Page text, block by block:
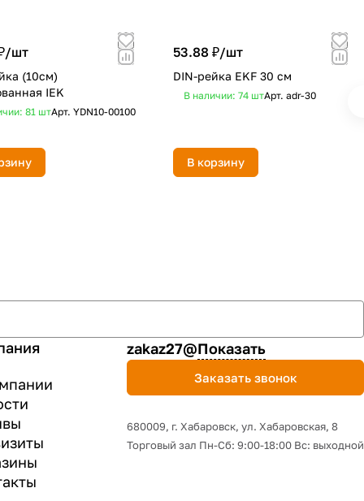
шт
(10см)
IEK
81 штАрт. YDN10-00100
53.88 ₽/шт
DIN-рейка EKF 30 cм
В наличии: 74 штАрт.adr-30
В корзину
zakaz27@Показать
Заказать звонок
680009, г. Хабаровск, ул. Хабаровская, 8
Торговый зал Пн-Сб: 9:00-18:00 Вс: выходной